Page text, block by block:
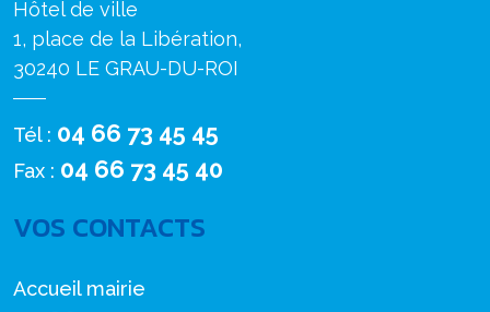
Hôtel de ville
1, place de la Libération,
30240 LE GRAU-DU-ROI
Tél : 04 66 73 45 45
Fax : 04 66 73 45 40
VOS CONTACTS
Accueil mairie